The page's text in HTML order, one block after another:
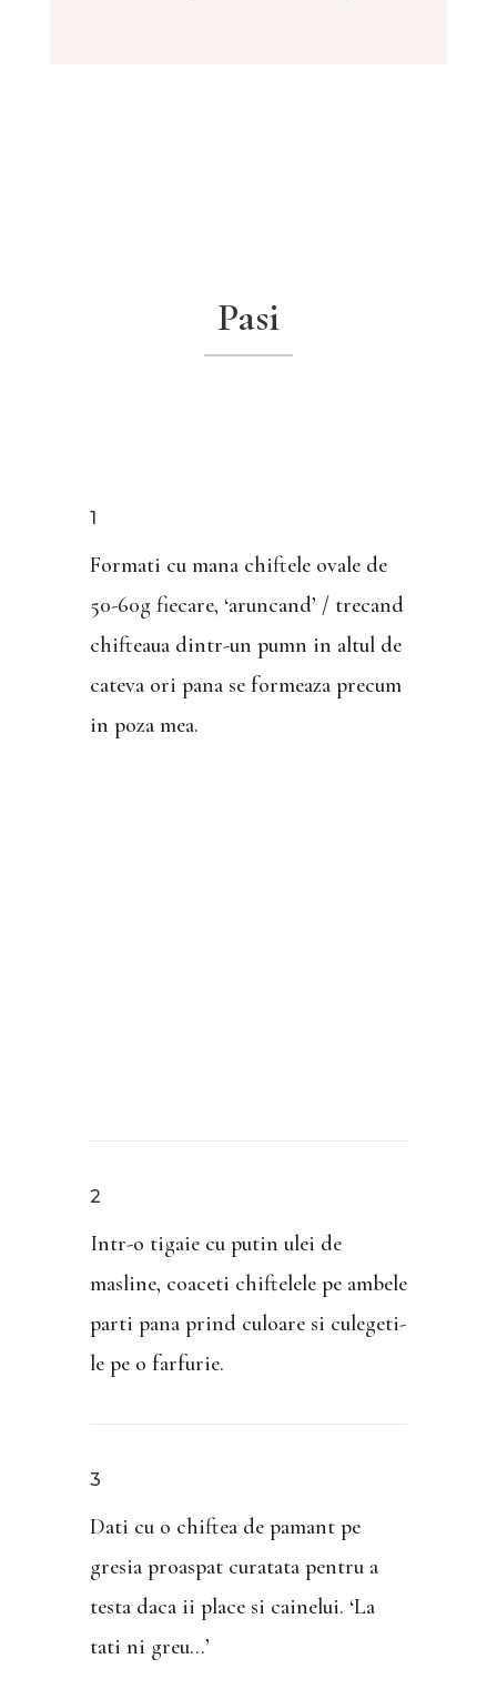
Pasi
1
Formati cu mana chiftele ovale de
50-60g fiecare, ‘aruncand’ / trecand
chifteaua dintr-un pumn in altul de
cateva ori pana se formeaza precum
in poza mea.
2
Intr-o tigaie cu putin ulei de
masline, coaceti chiftelele pe ambele
parti pana prind culoare si culegeti-
le pe o farfurie.
3
Dati cu o chiftea de pamant pe
gresia proaspat curatata pentru a
testa daca ii place si cainelui. ‘La
tati ni greu…’